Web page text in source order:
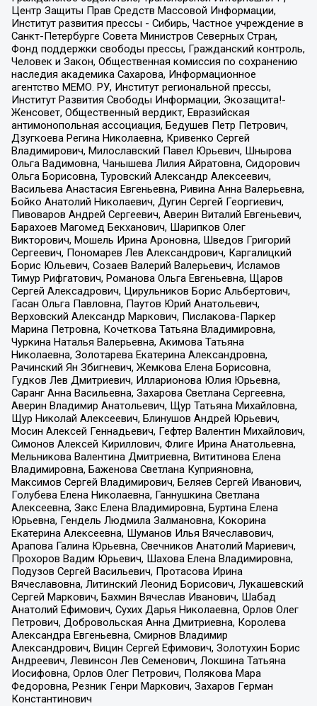
Центр Защиты Прав Средств Массовой Информации,
Институт развития прессы - Сибирь, Частное учреждение в
Санкт-Петербурге Совета Министров Северных Стран,
Фонд поддержки свободы прессы, Гражданский контроль,
Человек и Закон, Общественная комиссия по сохранению
наследия академика Сахарова, Информационное
агентство МЕМО. РУ, Институт региональной прессы,
Институт Развития Свободы Информации, Экозащита!-
Женсовет, Общественный вердикт, Евразийская
антимонопольная ассоциация, Бедушев Петр Петрович,
Дзугкоева Регина Николаевна, Кривенко Сергей
Владимирович, Милославский Павел Юрьевич, Шнырова
Ольга Вадимовна, Чанышева Лилия Айратовна, Сидорович
Ольга Борисовна, Туровский Александр Алексеевич,
Васильева Анастасия Евгеньевна, Ривина Анна Валерьевна,
Бойко Анатолий Николаевич, Дугин Сергей Георгиевич,
Пивоваров Андрей Сергеевич, Аверин Виталий Евгеньевич,
Барахоев Магомед Бекханович, Шарипков Олег
Викторович, Мошель Ирина Ароновна, Шведов Григорий
Сергеевич, Пономарев Лев Александрович, Каргалицкий
Борис Юльевич, Созаев Валерий Валерьевич, Исламов
Тимур Рифгатович, Романова Ольга Евгеньевна, Щаров
Сергей Алексадрович, Цирульников Борис Альбертович,
Гасан Ольга Павловна, Паутов Юрий Анатольевич,
Верховский Александр Маркович, Пислакова-Паркер
Марина Петровна, Кочеткова Татьяна Владимировна,
Чуркина Наталья Валерьевна, Акимова Татьяна
Николаевна, Золотарева Екатерина Александровна,
Рачинский Ян Збигневич, Жемкова Елена Борисовна,
Гудков Лев Дмитриевич, Илларионова Юлия Юрьевна,
Саранг Анна Васильевна, Захарова Светлана Сергеевна,
Аверин Владимир Анатольевич, Щур Татьяна Михайловна,
Щур Николай Алексеевич, Блинушов Андрей Юрьевич,
Мосин Алексей Геннадьевич, Гефтер Валентин Михайлович,
Симонов Алексей Кириллович, Флиге Ирина Анатольевна,
Мельникова Валентина Дмитриевна, Вититинова Елена
Владимировна, Баженова Светлана Куприяновна,
Максимов Сергей Владимирович, Беляев Сергей Иванович,
Голубева Елена Николаевна, Ганнушкина Светлана
Алексеевна, Закс Елена Владимировна, Буртина Елена
Юрьевна, Гендель Людмила Залмановна, Кокорина
Екатерина Алексеевна, Шуманов Илья Вячеславович,
Арапова Галина Юрьевна, Свечников Анатолий Мариевич,
Прохоров Вадим Юрьевич, Шахова Елена Владимировна,
Подузов Сергей Васильевич, Протасова Ирина
Вячеславовна, Литинский Леонид Борисович, Лукашевский
Сергей Маркович, Бахмин Вячеслав Иванович, Шабад
Анатолий Ефимович, Сухих Дарья Николаевна, Орлов Олег
Петрович, Добровольская Анна Дмитриевна, Королева
Александра Евгеньевна, Смирнов Владимир
Александрович, Вицин Сергей Ефимович, Золотухин Борис
Андреевич, Левинсон Лев Семенович, Локшина Татьяна
Иосифовна, Орлов Олег Петрович, Полякова Мара
Федоровна, Резник Генри Маркович, Захаров Герман
Константинович